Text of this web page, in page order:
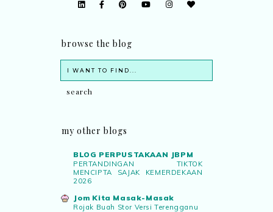
browse the blog
my other blogs
BLOG PERPUSTAKAAN JBPM
PERTANDINGAN TIKTOK
MENCIPTA SAJAK KEMERDEKAAN
2026
Jom Kita Masak-Masak
Rojak Buah Stor Versi Terengganu